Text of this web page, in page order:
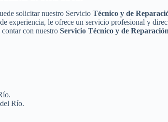
solicitar nuestro Servicio Técnico y de
experiencia, le ofrece un servicio profesional y
con nuestro Servicio Técnico y de
Río.